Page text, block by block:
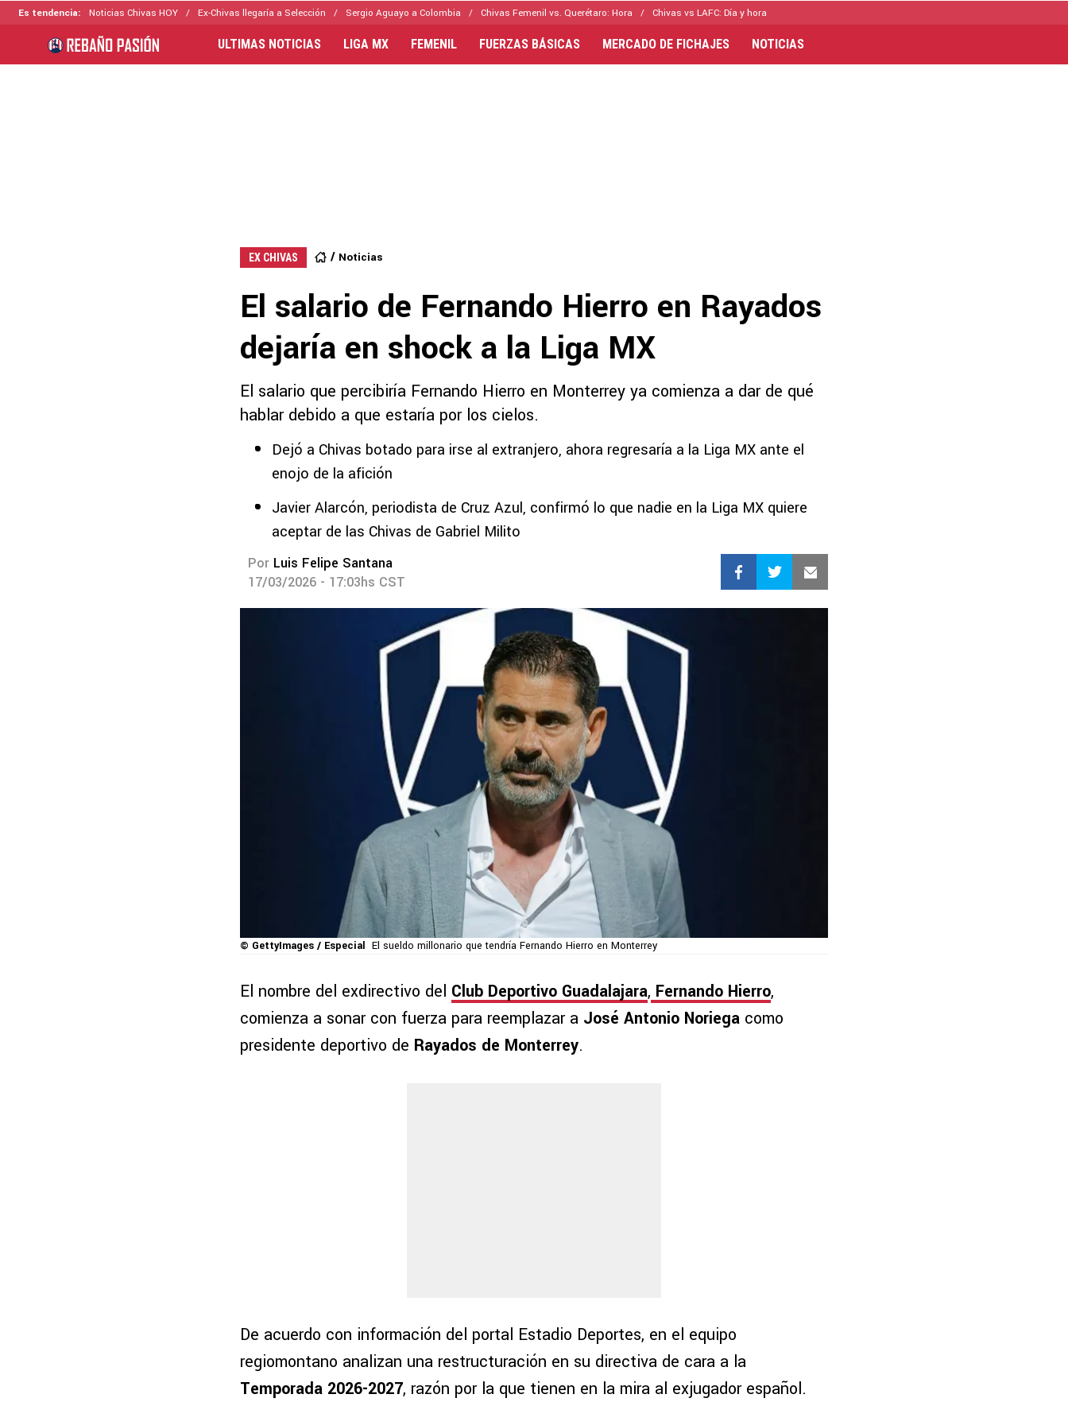
Es tendencia: Noticias Chivas HOY Ex-Chivas llegaría a Selección Sergio Aguayo a Colombia Chivas Femenil vs. Querétaro: Hora Chivas vs LAFC: Día y hora
ULTIMAS NOTICIAS LIGA MX FEMENIL FUERZAS BÁSICAS MERCADO DE FICHAJES NOTICIAS
EX CHIVAS Noticias
El salario de Fernando Hierro en Rayados
dejaría en shock a la Liga MX
El salario que percibiría Fernando Hierro en Monterrey ya comienza a dar de qué
hablar debido a que estaría por los cielos.
Dejó a Chivas botado para irse al extranjero, ahora regresaría a la Liga MX ante el
enojo de la afición
Javier Alarcón, periodista de Cruz Azul, confirmó lo que nadie en la Liga MX quiere
aceptar de las Chivas de Gabriel Milito
Por Luis Felipe Santana
17/03/2026 - 17:03hs CST
© GettyImages / Especial El sueldo millonario que tendría Fernando Hierro en Monterrey
El nombre del exdirectivo del Club Deportivo Guadalajara, Fernando Hierro,
comienza a sonar con fuerza para reemplazar a José Antonio Noriega como
presidente deportivo de Rayados de Monterrey.
De acuerdo con información del portal Estadio Deportes, en el equipo
regiomontano analizan una restructuración en su directiva de cara a la
Temporada 2026-2027, razón por la que tienen en la mira al exjugador español.